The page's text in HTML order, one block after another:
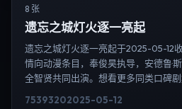
8 张
遗忘之城灯火逐一亮起
遗忘之城灯火逐一亮起于2025-05-12
情向动漫条目，奉俊昊执导，安德鲁·
全智贤共同出演。想看更多同类口碑
75393202025-05-12